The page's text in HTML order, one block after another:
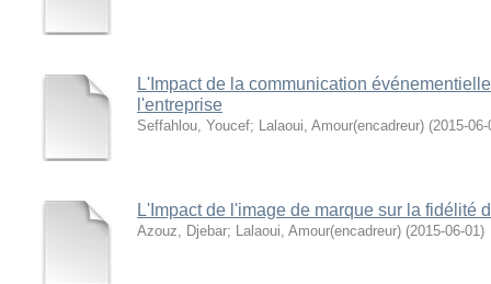
L'Impact de la communication
l'entreprise
Seffahlou, Youcef; Lalaoui, Amour(encadreur) (2015-06-
L'Impact de l'image de marque sur la fidélité
Azouz, Djebar; Lalaoui, Amour(encadreur) (2015-06-01)